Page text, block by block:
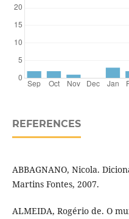
REFERENCES
ABBAGNANO, Nicola.
Martins Fontes, 2007.
ALMEIDA, Rogério de. O